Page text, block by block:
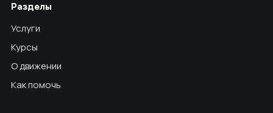
Разделы
Услуги
Курсы
О движении
Как помочь